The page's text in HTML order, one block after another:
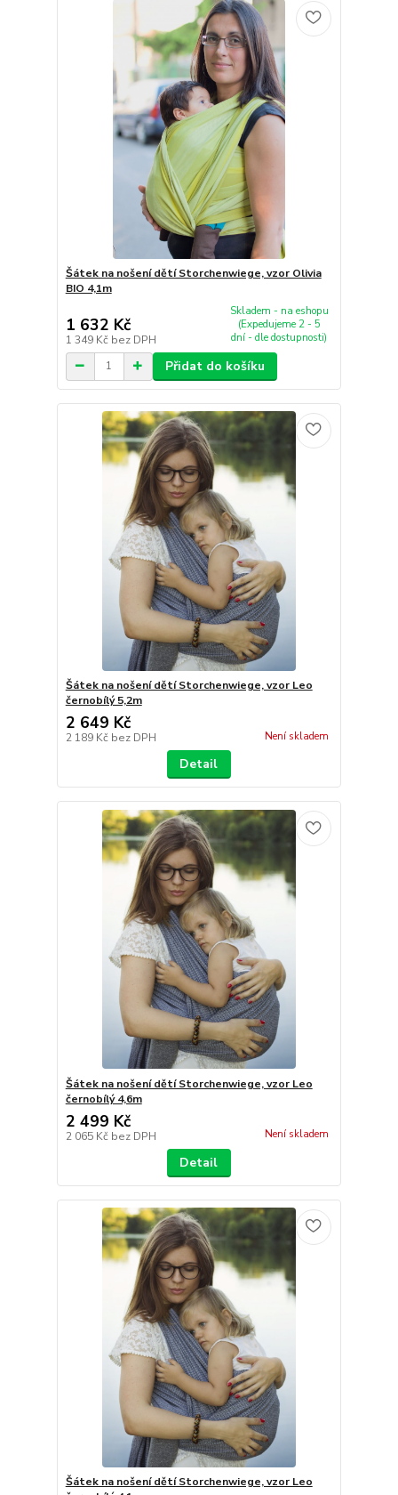
Šátek na nošení dětí Storchenwiege, vzor Olivia
BIO 4,1m
1 632 Kč
1 349 Kč bez DPH
Skladem - na eshopu
(Expedujeme 2 - 5
dní - dle dostupnosti)
Přidat do košíku
Šátek na nošení dětí Storchenwiege, vzor Leo
černobílý 5,2m
2 649 Kč
2 189 Kč bez DPH Není skladem
Detail
Šátek na nošení dětí Storchenwiege, vzor Leo
černobílý 4,6m
2 499 Kč
2 065 Kč bez DPH Není skladem
Detail
Šátek na nošení dětí Storchenwiege, vzor Leo